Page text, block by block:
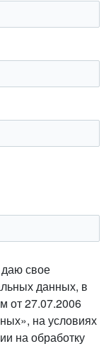
свое
данных, в
от 27.07.2006
на условиях
на обработку